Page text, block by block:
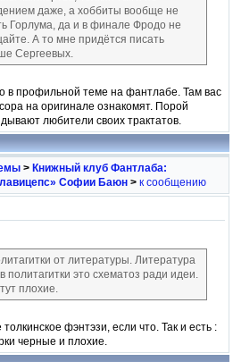
даже, а хоббиты вообще не
Горлума, да и в финале Фродо не
А то мне придётся писать
Сергеевых.
в профильной теме на фантлабе. Там вас
на оригинале ознакомят. Порой
любители своих трактатов.
> Книжный клуб Фантлаба:
Софии Баюн > к сообщению
от литературы. Литература
политагитки это схематоз ради идеи.
плохие.
фэнтэзи, если что. Так и есть :
черные и плохие.